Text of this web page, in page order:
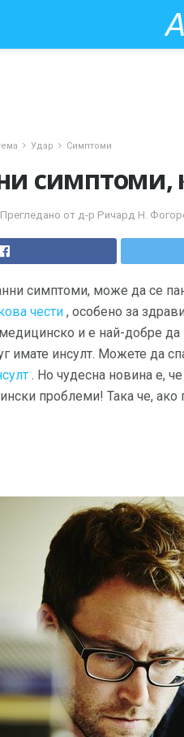
Удар Симптоми
симптоми,
Прегледано от д-р Ричард Н.
симптоми, може да се
чести , особено за
и е най-добре
имате инсулт. Можете да
. Но чудесна новина е,
проблеми! Така че, ако